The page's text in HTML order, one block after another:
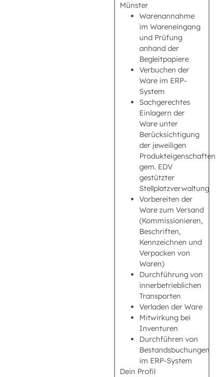
Münster
Warenannahme
im Wareneingang
und Prüfung
anhand der
Begleitpapiere
Verbuchen der
Ware im ERP-
System
Sachgerechtes
Einlagern der
Ware unter
Berücksichtigung
der jeweiligen
Produkteigenschaften
gem. EDV
gestützter
Stellplatzverwaltung
Vorbereiten der
Ware zum Versand
(Kommissionieren,
Beschriften,
Kennzeichnen und
Verpacken von
Waren)
Durchführung von
innerbetrieblichen
Transporten
Verladen der Ware
Mitwirkung bei
Inventuren
Durchführen von
Bestandsbuchungen
im ERP-System
Dein Profil